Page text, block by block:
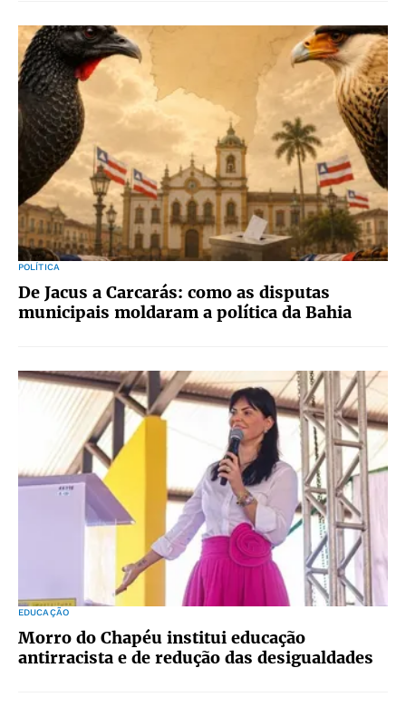
POLÍTICA
De Jacus a Carcarás: como as disputas
municipais moldaram a política da Bahia
EDUCAÇÃO
Morro do Chapéu institui educação
antirracista e de redução das desigualdades